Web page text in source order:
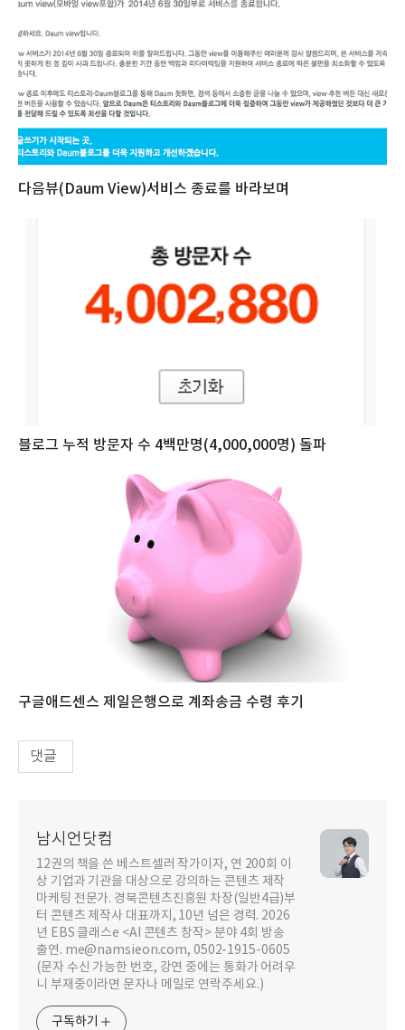
다음뷰(Daum View)서비스 종료를 바라보며
블로그 누적 방문자 수 4백만명(4,000,000명) 돌파
구글애드센스 제일은행으로 계좌송금 수령 후기
댓글
남시언닷컴
12권의 책을 쓴 베스트셀러 작가이자, 연 200회 이
상 기업과 기관을 대상으로 강의하는 콘텐츠 제작
마케팅 전문가. 경북콘텐츠진흥원 차장(일반4급)부
터 콘텐츠 제작사 대표까지, 10년 넘은 경력. 2026
년 EBS 클래스e <AI 콘텐츠 창작> 분야 4회 방송
출연. me@namsieon.com, 0502-1915-0605
(문자 수신 가능한 번호, 강연 중에는 통화가 어려우
니 부재중이라면 문자나 메일로 연락주세요.)
구독하기